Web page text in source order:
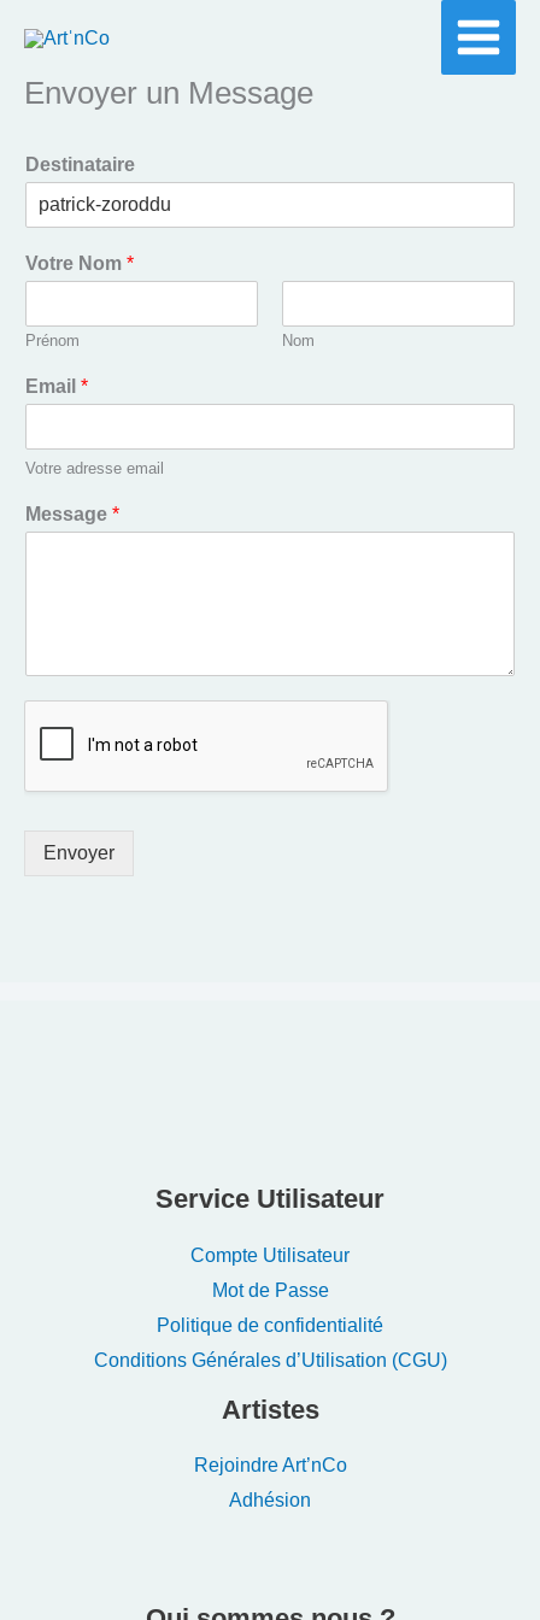
contenu
Envoyer un Message
Destinataire
Votre Nom *
Prénom Nom
Email *
Votre adresse email
Message *
Envoyer
Service Utilisateur
Compte Utilisateur
Mot de Passe
Politique de confidentialité
Conditions Générales d’Utilisation (CGU)
Artistes
Rejoindre Art’nCo
Adhésion